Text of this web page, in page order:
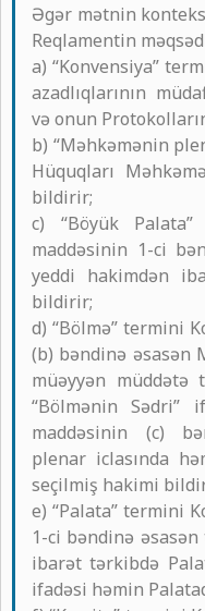
Əgər mətnin
Reqlamentin
a) “Konvensiya”
azadlıqlarının
və onun
b) “Məhkəmənin
Hüquqları
bildirir;
c) “Böyük Palata”
maddəsinin 1-ci
yeddi hakimdən
bildirir;
d) “Bölmə” termini
(b) bəndinə əsasən
müəyyən müddətə
“Bölmənin Sədri”
maddəsinin (c)
plenar iclasında
seçilmiş hakimi
e) “Palata” termini
1-ci bəndinə
ibarət tərkibdə
ifadəsi həmin